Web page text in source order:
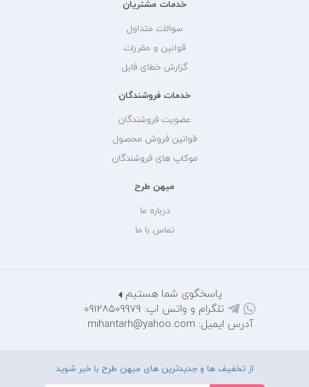
خدمات مشتریان
سوالات متداول
قوانین و مقررات
گزارش خطای فایل
خدمات فروشندگان
عضویت فروشندگان
قوانین فروش محصول
موکاپ های فروشندگان
میهن طرح
درباره ما
تماس با ما
پاسخگوی شما هستیم
تلگرام و واتس اپ: 09128509979
آدرس ایمیل: mihantarh@yahoo.com
از تخفیف ها و جدیدترین های میهن طرح با خبر شوید